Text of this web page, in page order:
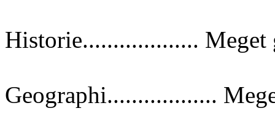
Historie................... Meget
Geographi..................